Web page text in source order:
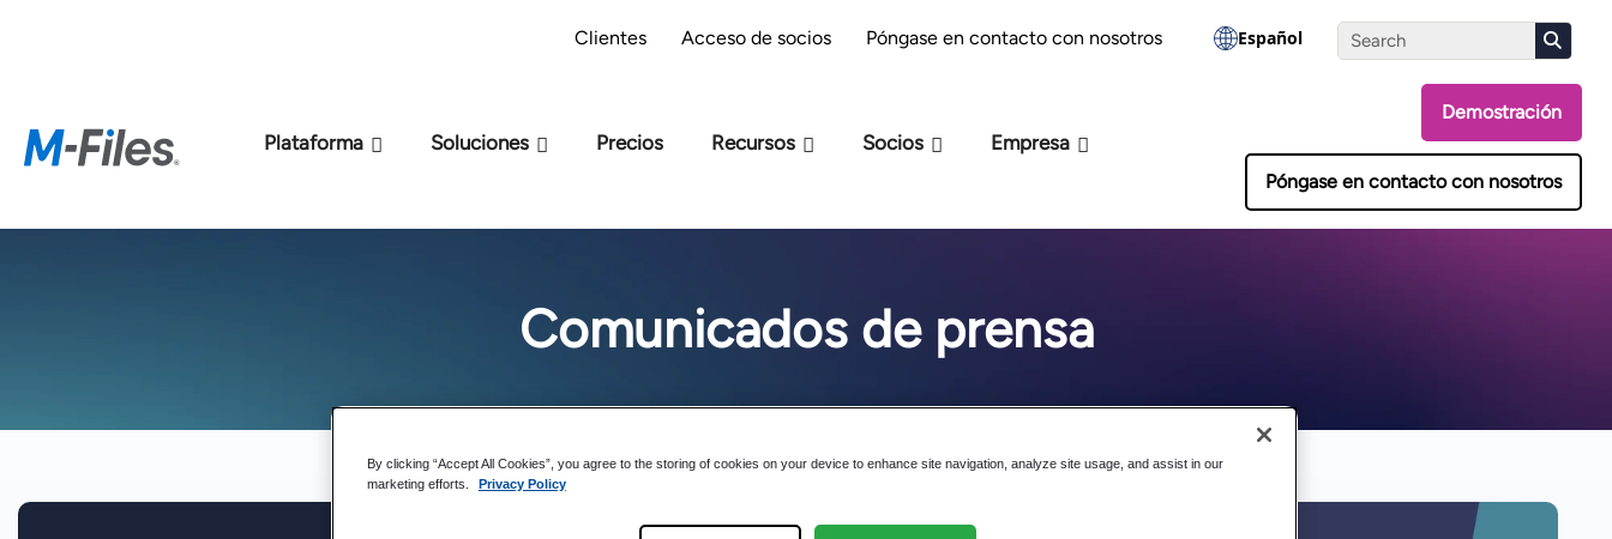
Clientes Acceso de socios Póngase en contacto con nosotros Español
Plataforma Soluciones Precios Recursos Socios Empresa
Demostración
Póngase en contacto con nosotros
Comunicados de prensa
IA?
Realiza la evaluación
By clicking “Accept All Cookies”, you agree to the storing of cookies on your device to enhance site navigation, analyze site usage, and assist in our
marketing efforts.
Privacy Policy